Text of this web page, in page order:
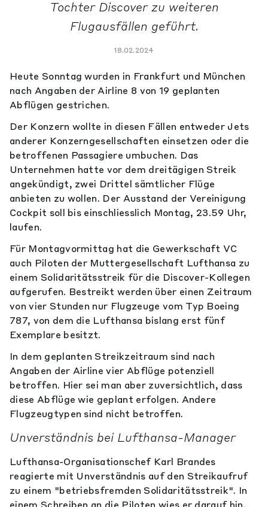
Tochter Discover zu weiteren
Flugausfällen geführt.
18.02.2024
Heute Sonntag wurden in Frankfurt und München
nach Angaben der Airline 8 von 19 geplanten
Abflügen gestrichen.
Der Konzern wollte in diesen Fällen entweder Jets
anderer Konzerngesellschaften einsetzen oder die
betroffenen Passagiere umbuchen. Das
Unternehmen hatte vor dem dreitägigen Streik
angekündigt, zwei Drittel sämtlicher Flüge
anbieten zu wollen. Der Ausstand der Vereinigung
Cockpit soll bis einschliesslich Montag, 23.59 Uhr,
laufen.
Für Montagvormittag hat die Gewerkschaft VC
auch Piloten der Muttergesellschaft Lufthansa zu
einem Solidaritätsstreik für die Discover-Kollegen
aufgerufen. Bestreikt werden über einen Zeitraum
von vier Stunden nur Flugzeuge vom Typ Boeing
787, von dem die Lufthansa bislang erst fünf
Exemplare besitzt.
In dem geplanten Streikzeitraum sind nach
Angaben der Airline vier Abflüge potenziell
betroffen. Hier sei man aber zuversichtlich, dass
diese Abflüge wie geplant erfolgen. Andere
Flugzeugtypen sind nicht betroffen.
Unverständnis bei Lufthansa-Manager
Lufthansa-Organisationschef Karl Brandes
reagierte mit Unverständnis auf den Streikaufruf
zu einem "betriebsfremden Solidaritätsstreik". In
einem Schreiben an die Piloten wies er darauf hin,